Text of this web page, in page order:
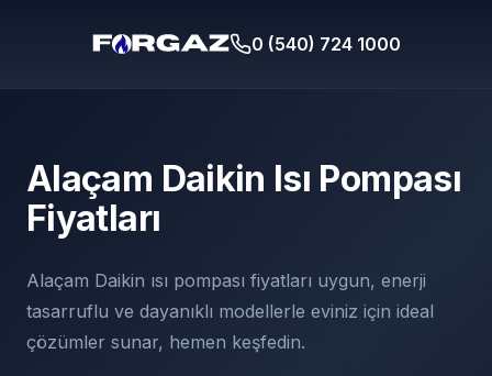
0 (540) 724 1000
Alaçam Daikin Isı Pompası
Fiyatları
Alaçam Daikin ısı pompası fiyatları uygun, enerji
tasarruflu ve dayanıklı modellerle eviniz için ideal
çözümler sunar, hemen keşfedin.